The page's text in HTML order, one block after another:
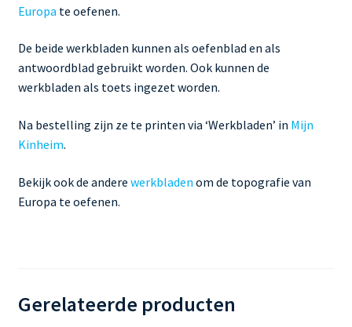
Europa te oefenen.
De beide werkbladen kunnen als oefenblad en als
antwoordblad gebruikt worden. Ook kunnen de
werkbladen als toets ingezet worden.
Na bestelling zijn ze te printen via ‘Werkbladen’ in Mijn
Kinheim.
Bekijk ook de andere werkbladen om de topografie van
Europa te oefenen.
Gerelateerde producten